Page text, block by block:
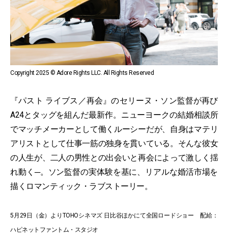
Copyright 2025 © Adore Rights LLC. All Rights Reserved
『パスト ライブス／再会』のセリーヌ・ソン監督が再び
A24とタッグを組んだ最新作。ニューヨークの結婚相談所
でマッチメーカーとして働くルーシーだが、自身はマテリ
アリストとして仕事一筋の独身を貫いている。そんな彼女
の人生が、二人の男性との出会いと再会によって激しく揺
れ動く─。ソン監督の実体験を基に、リアルな婚活市場を
描くロマンティック・ラブストーリー。
5月29日（金）よりTOHOシネマズ 日比谷ほかにて全国ロードショー 配給：
ハピネットファントム・スタジオ